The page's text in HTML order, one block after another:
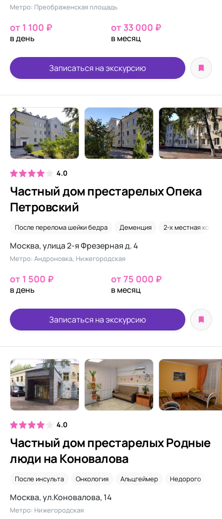
Метро: Преображенская площадь
от 1 100 ₽
в день
от 33 000 ₽
в месяц
Записаться на экскурсию
4.0
Частный дом престарелых Опека
Петровский
После перелома шейки бедра Деменция 2-х местная
Москва, улица 2-я Фрезерная д. 4
Метро: Андроновка, Нижегородская
от 1 500 ₽
в день
от 75 000 ₽
в месяц
Записаться на экскурсию
4.0
Частный дом престарелых Родные
люди на Коновалова
После инсульта Онкология Альцгеймер Недорого
Москва, ул.Коновалова, 14
Метро: Нижегородская